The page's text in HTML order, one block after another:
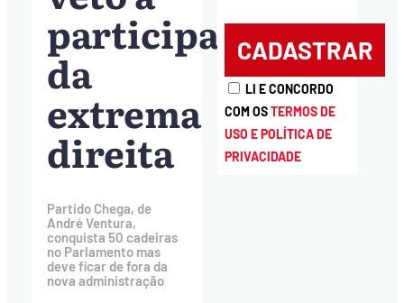
participação
da
extrema
direita
Partido Chega, de
André Ventura,
conquista 50 cadeiras
no Parlamento mas
deve ficar de fora da
nova administração
LI E CONCORDO
COM OSTERMOS DE
USO E POLÍTICA DE
PRIVACIDADE